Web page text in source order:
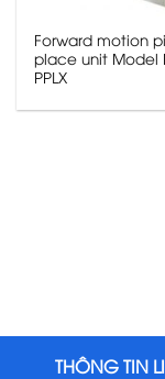
Forward motion
place unit Model
PPLX
THÔNG TIN